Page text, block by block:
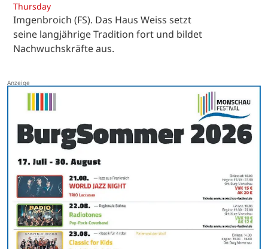
Thursday
Imgenbroich (FS). Das Haus Weiss setzt
seine langjährige Tradition fort und bildet
Nachwuchskräfte aus.